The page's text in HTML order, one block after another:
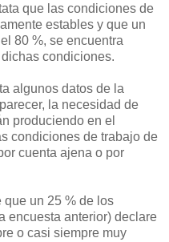
que las condiciones de
estables y que un
80 %, se encuentra
condiciones.
algunos datos de la
la necesidad de
produciendo en el
condiciones de trabajo de
cuenta ajena o por
que un 25 % de los
encuesta anterior) declare
o casi siempre muy